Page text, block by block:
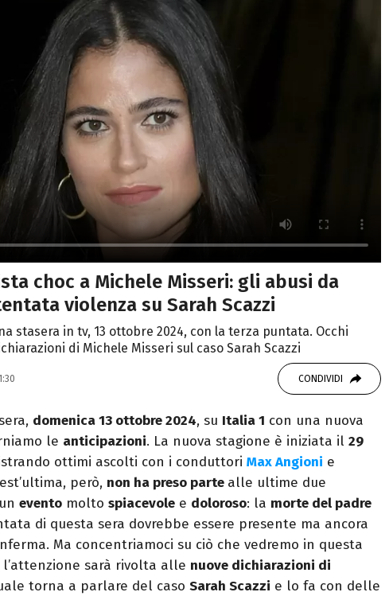
choc a Michele Misseri: gli abusi da
violenza su Sarah Scazzi
stasera in tv, 13 ottobre 2024, con la terza puntata. Occhi
di Michele Misseri sul caso Sarah Scazzi
CONDIVIDI
domenica 13 ottobre 2024, su Italia 1 con una nuova
le anticipazioni. La nuova stagione è iniziata il 29
ottimi ascolti con i conduttori Max Angioni e
però, non ha preso parte alle ultime due
evento molto spiacevole e doloroso: la morte del padre
di questa sera dovrebbe essere presente ma ancora
Ma concentriamoci su ciò che vedremo in questa
l’attenzione sarà rivolta alle nuove dichiarazioni di
torna a parlare del caso Sarah Scazzi e lo fa con delle